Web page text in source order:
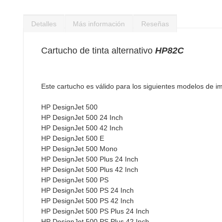
comienzo
Detalles
Cartucho de tinta alternativo HP82C
Este cartucho es válido para los siguientes modelos de
HP DesignJet 500
HP DesignJet 500 24 Inch
HP DesignJet 500 42 Inch
HP DesignJet 500 E
HP DesignJet 500 Mono
HP DesignJet 500 Plus 24 Inch
HP DesignJet 500 Plus 42 Inch
HP DesignJet 500 PS
HP DesignJet 500 PS 24 Inch
HP DesignJet 500 PS 42 Inch
HP DesignJet 500 PS Plus 24 Inch
Más información Reseñas